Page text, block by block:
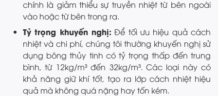
chính là giảm thiểu sự truyền nhiệt từ bên ngoài
vào hoặc từ bên trong ra.
Tỷ trọng khuyến nghị: Để tối ưu hiệu quả cách
nhiệt và chi phí, chúng tôi thường khuyến nghị sử
dụng bông thủy tinh có tỷ trọng thấp đến trung
bình, từ 12kg/m³ đến 32kg/m³. Các loại này có
khả năng giữ khí tốt, tạo ra lớp cách nhiệt hiệu
quả mà không quá nặng hay tốn kém.